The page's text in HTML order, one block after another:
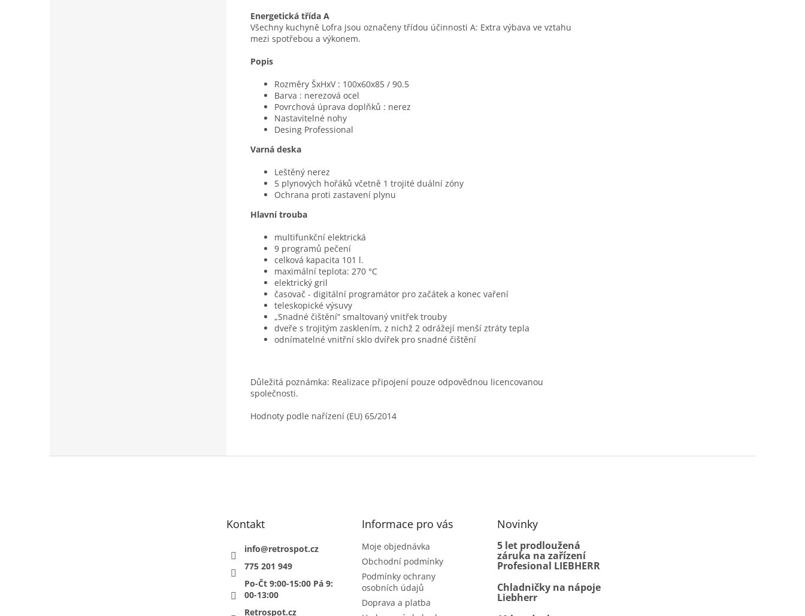
Energetická třída A
Všechny kuchyně Lofra jsou označeny třídou účinnosti A: Extra výbava ve vztahu
mezi spotřebou a výkonem.
Popis
Rozměry ŠxHxV : 100x60x85 / 90.5
Barva : nerezová ocel
Povrchová úprava doplňků : nerez
Nastavitelné nohy
Desing Professional
Varná deska
Leštěný nerez
5 plynových hořáků včetně 1 trojité duální zóny
Ochrana proti zastavení plynu
Hlavní trouba
multifunkční elektrická
9 programů pečení
celková kapacita 101 l.
maximální teplota: 270 °C
elektrický gril
časovač - digitální programátor pro začátek a konec vaření
teleskopické výsuvy
„Snadné čištění“ smaltovaný vnitřek trouby
dveře s trojitým zasklením, z nichž 2 odrážejí menší ztráty tepla
odnímatelné vnitřní sklo dvířek pro snadné čištění
Důležitá poznámka: Realizace připojení pouze odpovědnou licencovanou
společnosti.
Hodnoty podle nařízení (EU) 65/2014
Kontakt
info@retrospot.cz
775 201 949
Po-Čt 9:00-15:00 Pá 9:
00-13:00
Retrospot.cz
Informace pro vás
Moje objednávka
Obchodní podmínky
Podmínky ochrany
osobních údajů
Doprava a platba
Novinky
5 let prodloužená
záruka na zařízení
Profesional LIEBHERR
Chladničky na nápoje
Liebherr